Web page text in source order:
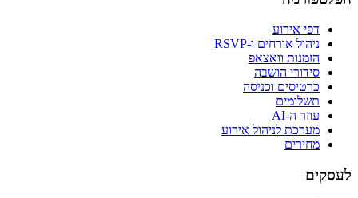
דפי אירוע
ניהול אורחים ו-RSVP
הזמנות וואצאפ
סידורי הושבה
כרטיסים וכניסה
תשלומים
עוזר ה-AI
מערכת לניהול אירוע
מחירים
לעסקים